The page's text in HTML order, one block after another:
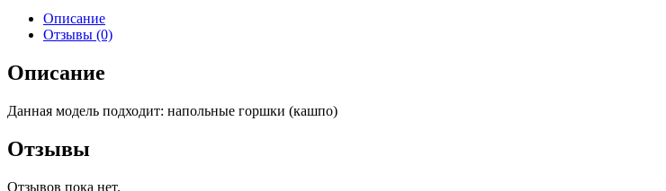
Описание
Отзывы (0)
Описание
Данная модель подходит: напольные горшки (кашпо)
Отзывы
Отзывов пока нет.